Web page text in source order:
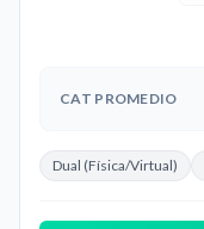
CAT PROMEDIO
Dual (Física/Virtual)